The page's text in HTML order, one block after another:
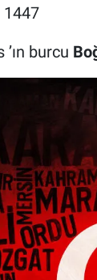
1447
burcu